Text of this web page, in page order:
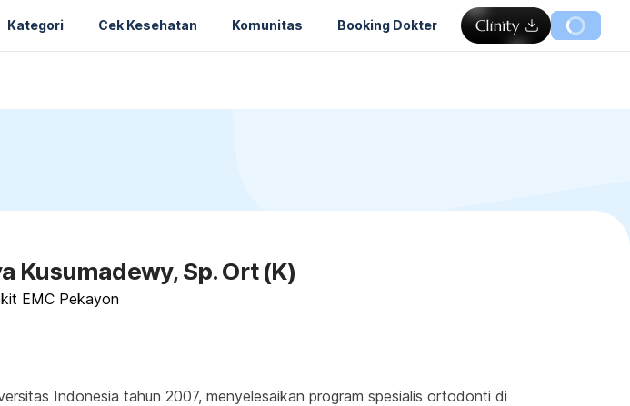
Kategori Cek Kesehatan Komunitas Booking Dokter
Kusumadewy, Sp. Ort (K)
EMC Pekayon
Indonesia tahun 2007, menyelesaikan program spesialis ortodonti di